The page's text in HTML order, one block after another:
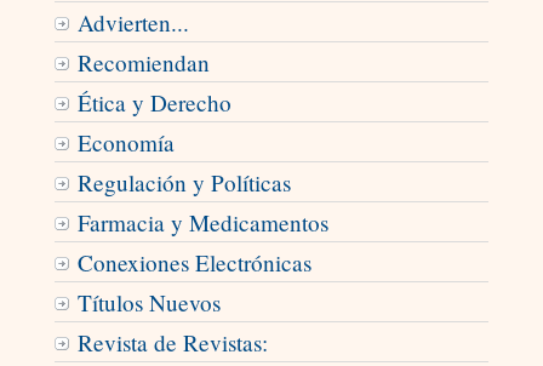
Advierten...
Recomiendan
Ética y Derecho
Economía
Regulación y Políticas
Farmacia y Medicamentos
Conexiones Electrónicas
Títulos Nuevos
Revista de Revistas: